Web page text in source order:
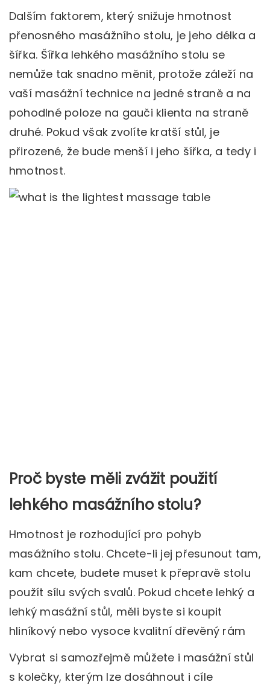
Dalším faktorem, který snižuje hmotnost
přenosného masážního stolu, je jeho délka a
šířka. Šířka lehkého masážního stolu se
nemůže tak snadno měnit, protože záleží na
vaší masážní technice na jedné straně a na
pohodlné poloze na gauči klienta na straně
druhé. Pokud však zvolíte kratší stůl, je
přirozené, že bude menší i jeho šířka, a tedy i
hmotnost.
Proč byste měli zvážit použití
lehkého masážního stolu?
Hmotnost je rozhodující pro pohyb
masážního stolu. Chcete-li jej přesunout tam,
kam chcete, budete muset k přepravě stolu
použít sílu svých svalů. Pokud chcete lehký a
lehký masážní stůl, měli byste si koupit
hliníkový nebo vysoce kvalitní dřevěný rám
Vybrat si samozřejmě můžete i masážní stůl
s kolečky, kterým lze dosáhnout i cíle